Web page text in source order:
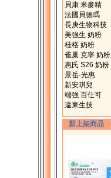
貝康 米麥精
法國貝德瑪
長庚生物科技
美強生 奶粉
桂格 奶粉
雀巢 克寧 奶粉
惠氏 S26 奶粉
景岳-光惠
新安琪兒
端強 百仕可
遠東生技
新上架商品